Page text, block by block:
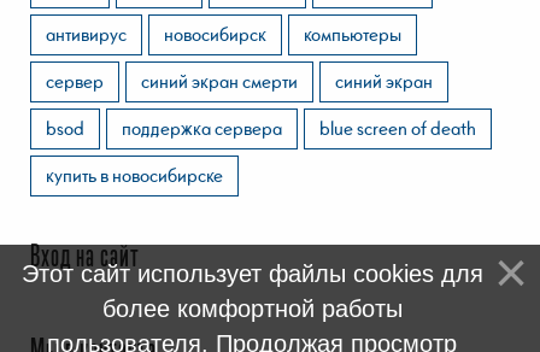
антивирус
новосибирск
компьютеры
сервер
синий экран смерти
синий экран
bsod
поддержка сервера
blue screen of death
купить в новосибирске
Вход на сайт
Этот сайт использует файлы cookies для
более комфортной работы
пользователя. Продолжая просмотр